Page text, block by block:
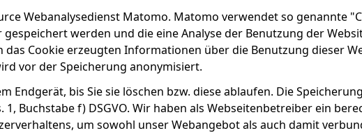
Webanalysedienst Matomo. Matomo verwendet so genannte
werden und die eine Analyse der Benutzung der
Cookie erzeugten Informationen über die Benutzung dieser
vor der Speicherung anonymisiert.
Endgerät, bis Sie sie löschen bzw. diese ablaufen. Die
Buchstabe f) DSGVO. Wir haben als Webseitenbetreiber ein
um sowohl unser Webangebot als auch damit